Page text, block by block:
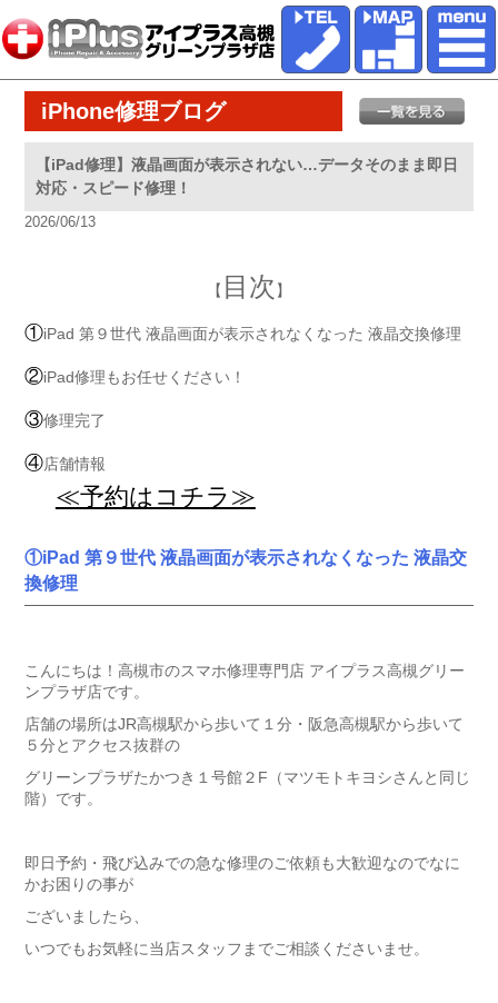
iPhone修理ブログ
【iPad修理】液晶画面が表示されない…データそのまま即日
対応・スピード修理！
2026/06/13
【 目次 】
①iPad 第９世代 液晶画面が表示されなくなった 液晶交換修理
②iPad修理もお任せください！
③修理完了
④店舗情報
≪予約はコチラ≫
①iPad 第９世代 液晶画面が表示されなくなった 液晶交
換修理
こんにちは！高槻市のスマホ修理専門店 アイプラス高槻グリー
ンプラザ店です。
店舗の場所はJR高槻駅から歩いて１分・阪急高槻駅から歩いて
５分とアクセス抜群の
グリーンプラザたかつき１号館２F（マツモトキヨシさんと同じ
階）です。
即日予約・飛び込みでの急な修理のご依頼も大歓迎なのでなに
かお困りの事が
ございましたら、
いつでもお気軽に当店スタッフまでご相談くださいませ。